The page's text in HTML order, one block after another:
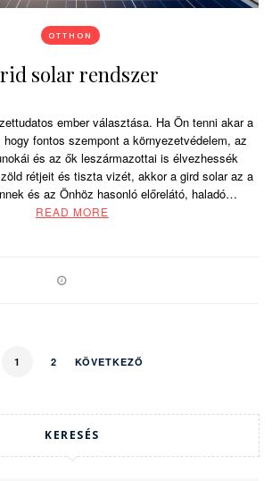
OTTHON
solar rendszer
ember választása. Ha Ön tenni akar a
fontos szempont a környezetvédelem, az
és az ők leszármazottai is élvezhessék
rétjeit és tiszta vizét, akkor a gird solar az a
és az Önhöz hasonló előrelátó, haladó…
READ MORE
1 2 KÖVETKEZŐ
KERESÉS